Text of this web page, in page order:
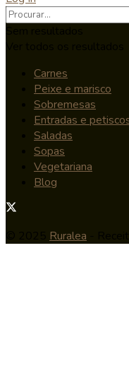
Carnes
Peixe e marisco
Sobremesas
Entradas e
Saladas
Sopas
Vegetariana
Blog
Ruralea